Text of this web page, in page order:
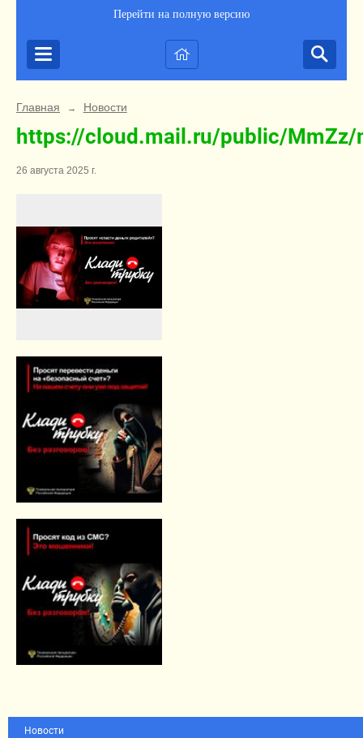
Перейти на полную версию
Главная → Новости
https://cloud.mail.ru/public/MmZz/
26 августа 2025 г.
Новости